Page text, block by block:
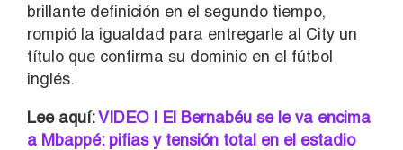
brillante definición en el segundo tiempo,
rompió la igualdad para entregarle al City un
título que confirma su dominio en el fútbol
inglés.
Lee aquí:VIDEO | El Bernabéu se le va encima
a Mbappé: pifias y tensión total en el estadio